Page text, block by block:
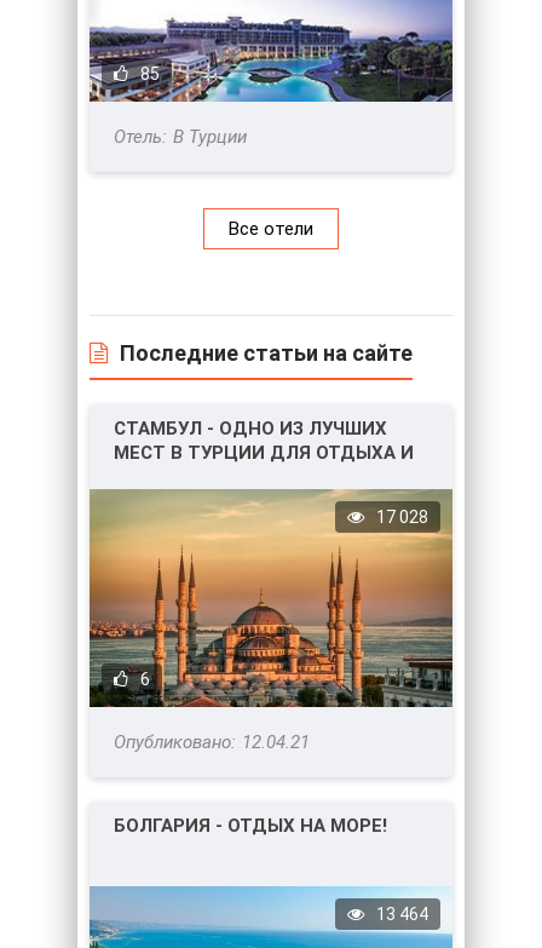
85
В Турции
Все отели
Последние статьи на сайте
СТАМБУЛ - ОДНО ИЗ ЛУЧШИХ
МЕСТ В ТУРЦИИ ДЛЯ ОТДЫХА И
6
17 028
12.04.21
БОЛГАРИЯ - ОТДЫХ НА МОРЕ!
13 464